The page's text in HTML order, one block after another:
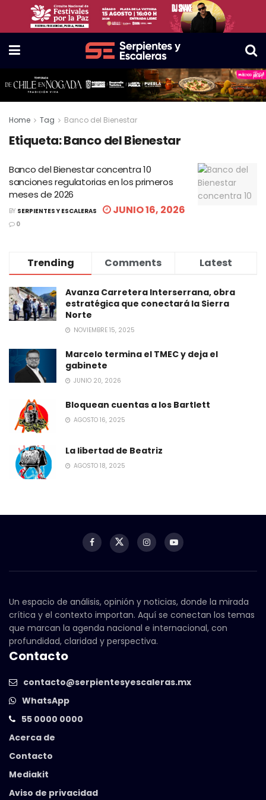
Home Tag Banco del Bienestar
Etiqueta:Banco del Bienestar
Banco del Bienestar concentra 10
sanciones regulatorias en los primeros
meses de 2026
BY SERPIENTES Y ESCALERAS JUNIO 16, 2026
0
Trending Comments Latest
Avanza Carretera Interserrana, obra
estratégica que conectará la Sierra
Norte
NOVIEMBRE 15, 2025
Marcelo termina el TMEC y deja el
gabinete
JUNIO 20, 2026
Bloquean cuentas a los Bartlett
AGOSTO 16, 2025
La libertad de Beatriz
AGOSTO 18, 2025
Un espacio de análisis, opinión y noticias, donde la mirada
crítica y el contexto importan. Aquí se conectan los temas
que marcan la agenda nacional e internacional, con
profundidad, claridad y perspectiva.
Contacto
contacto@serpientesyescaleras.mx
WhatsApp
55 0000 0000
Acerca de
Contacto
Mediakit
Aviso de privacidad